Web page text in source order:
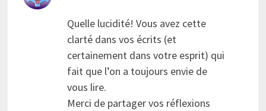
Quelle lucidité! Vous avez cette
clarté dans vos écrits (et
certainement dans votre esprit) qui
fait que l’on a toujours envie de
vous lire.
Merci de partager vos réflexions